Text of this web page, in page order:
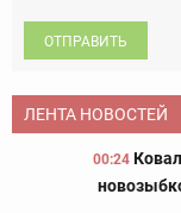
ОТПРАВИТЬ
ЛЕНТА НОВОСТЕЙ
00:24